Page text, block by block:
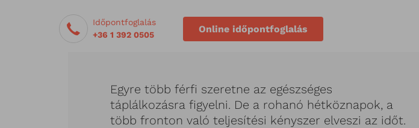
Időpontfoglalás
+36 1 392 0505
Online időpontfoglalás
Egyre több férfi szeretne az egészséges
táplálkozásra figyelni. De a rohanó hétköznapok, a
több fronton való teljesítési kényszer elveszi az időt.